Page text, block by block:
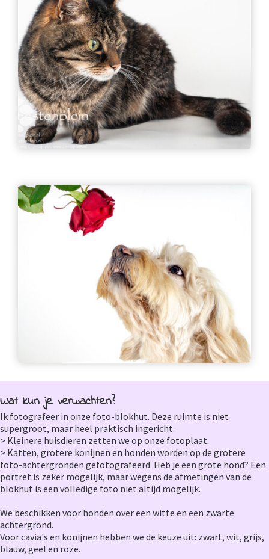
Wat kun je verwachten?
Ik fotografeer in onze foto-blokhut. Deze ruimte is niet
supergroot, maar heel praktisch ingericht.
> Kleinere huisdieren zetten we op onze fotoplaat.
> Katten, grotere konijnen en honden worden op de grotere
foto-achtergronden gefotografeerd. Heb je een grote hond? Een
portret is zeker mogelijk, maar wegens de afmetingen van de
blokhut is een volledige foto niet altijd mogelijk.
We beschikken voor honden over een witte en een zwarte
achtergrond.
Voor cavia's en konijnen hebben we de keuze uit: zwart, wit, grijs,
blauw, geel en roze.